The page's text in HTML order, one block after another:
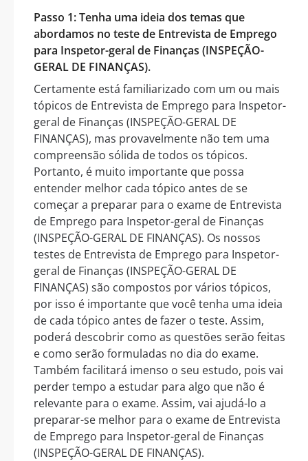
Passo 1: Tenha uma ideia dos temas que
abordamos no teste de Entrevista de Emprego
para Inspetor-geral de Finanças (INSPEÇÃO-
GERAL DE FINANÇAS).
Certamente está familiarizado com um ou mais
tópicos de Entrevista de Emprego para Inspetor-
geral de Finanças (INSPEÇÃO-GERAL DE
FINANÇAS), mas provavelmente não tem uma
compreensão sólida de todos os tópicos.
Portanto, é muito importante que possa
entender melhor cada tópico antes de se
começar a preparar para o exame de Entrevista
de Emprego para Inspetor-geral de Finanças
(INSPEÇÃO-GERAL DE FINANÇAS). Os nossos
testes de Entrevista de Emprego para Inspetor-
geral de Finanças (INSPEÇÃO-GERAL DE
FINANÇAS) são compostos por vários tópicos,
por isso é importante que você tenha uma ideia
de cada tópico antes de fazer o teste. Assim,
poderá descobrir como as questões serão feitas
e como serão formuladas no dia do exame.
Também facilitará imenso o seu estudo, pois vai
perder tempo a estudar para algo que não é
relevante para o exame. Assim, vai ajudá-lo a
preparar-se melhor para o exame de Entrevista
de Emprego para Inspetor-geral de Finanças
(INSPEÇÃO-GERAL DE FINANÇAS).